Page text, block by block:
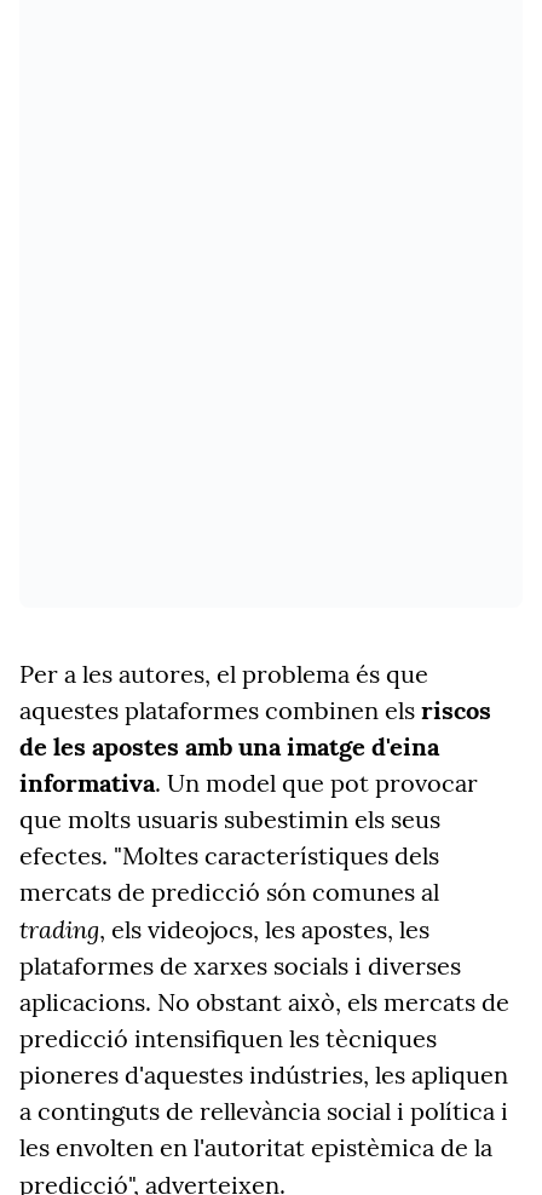
Per a les autores, el problema és que
aquestes plataformes combinen els riscos
de les apostes amb una imatge d'eina
informativa. Un model que pot provocar
que molts usuaris subestimin els seus
efectes. "Moltes característiques dels
mercats de predicció són comunes al
trading, els videojocs, les apostes, les
plataformes de xarxes socials i diverses
aplicacions. No obstant això, els mercats de
predicció intensifiquen les tècniques
pioneres d'aquestes indústries, les apliquen
a continguts de rellevància social i política i
les envolten en l'autoritat epistèmica de la
predicció", adverteixen.